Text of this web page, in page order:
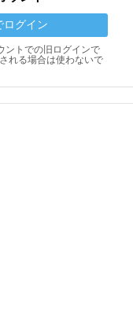
ログイン
ントでの旧ログインで
れる場合は使わないで